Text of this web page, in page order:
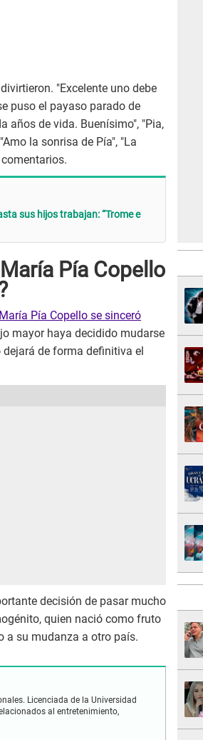
"Excelente uno debe
puso el payaso parado de
años de vida. Buenísimo", "Pia,
la sonrisa de Pía", "La
sus hijos trabajan: “Trome e
Pía Copello
María Pía Copello se sinceró
mayor haya decidido mudarse
de forma definitiva el
decisión de pasar mucho
quien nació como fruto
a su mudanza a otro país.
Licenciada de la Universidad
al entretenimiento,